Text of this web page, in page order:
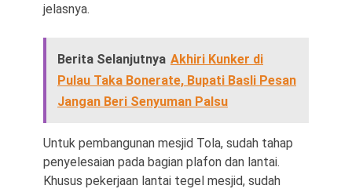
jelasnya.
Berita Selanjutnya Akhiri Kunker di
Pulau Taka Bonerate, Bupati Basli Pesan
Jangan Beri Senyuman Palsu
Untuk pembangunan mesjid Tola, sudah tahap
penyelesaian pada bagian plafon dan lantai.
Khusus pekerjaan lantai tegel mesjid, sudah